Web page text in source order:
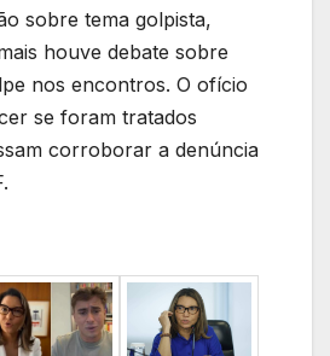
sobre tema golpista,
houve debate sobre
nos encontros. O ofício
se foram tratados
corroborar a denúncia